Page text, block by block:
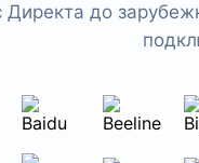
Директа до